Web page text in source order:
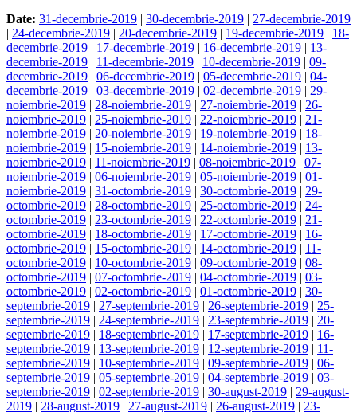
Date: 31-decembrie-2019 | 30-decembrie-2019 | 27-decembrie-2019
| 24-decembrie-2019 | 20-decembrie-2019 | 19-decembrie-2019 | 18-
decembrie-2019 | 17-decembrie-2019 | 16-decembrie-2019 | 13-
decembrie-2019 | 11-decembrie-2019 | 10-decembrie-2019 | 09-
decembrie-2019 | 06-decembrie-2019 | 05-decembrie-2019 | 04-
decembrie-2019 | 03-decembrie-2019 | 02-decembrie-2019 | 29-
noiembrie-2019 | 28-noiembrie-2019 | 27-noiembrie-2019 | 26-
noiembrie-2019 | 25-noiembrie-2019 | 22-noiembrie-2019 | 21-
noiembrie-2019 | 20-noiembrie-2019 | 19-noiembrie-2019 | 18-
noiembrie-2019 | 15-noiembrie-2019 | 14-noiembrie-2019 | 13-
noiembrie-2019 | 11-noiembrie-2019 | 08-noiembrie-2019 | 07-
noiembrie-2019 | 06-noiembrie-2019 | 05-noiembrie-2019 | 01-
noiembrie-2019 | 31-octombrie-2019 | 30-octombrie-2019 | 29-
octombrie-2019 | 28-octombrie-2019 | 25-octombrie-2019 | 24-
octombrie-2019 | 23-octombrie-2019 | 22-octombrie-2019 | 21-
octombrie-2019 | 18-octombrie-2019 | 17-octombrie-2019 | 16-
octombrie-2019 | 15-octombrie-2019 | 14-octombrie-2019 | 11-
octombrie-2019 | 10-octombrie-2019 | 09-octombrie-2019 | 08-
octombrie-2019 | 07-octombrie-2019 | 04-octombrie-2019 | 03-
octombrie-2019 | 02-octombrie-2019 | 01-octombrie-2019 | 30-
septembrie-2019 | 27-septembrie-2019 | 26-septembrie-2019 | 25-
septembrie-2019 | 24-septembrie-2019 | 23-septembrie-2019 | 20-
septembrie-2019 | 18-septembrie-2019 | 17-septembrie-2019 | 16-
septembrie-2019 | 13-septembrie-2019 | 12-septembrie-2019 | 11-
septembrie-2019 | 10-septembrie-2019 | 09-septembrie-2019 | 06-
septembrie-2019 | 05-septembrie-2019 | 04-septembrie-2019 | 03-
septembrie-2019 | 02-septembrie-2019 | 30-august-2019 | 29-august-
2019 | 28-august-2019 | 27-august-2019 | 26-august-2019 | 23-